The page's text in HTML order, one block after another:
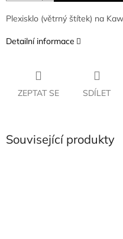
Plexisklo (větrný štítek) na
Detailní informace
ZEPTAT SE SDÍLET
Související produkty